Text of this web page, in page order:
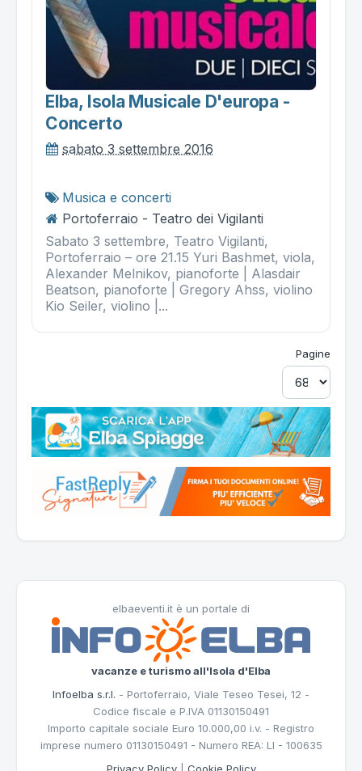
Elba, Isola Musicale D'europa -
Concerto
sabato 3 settembre 2016
Musica e concerti
Portoferraio - Teatro dei Vigilanti
Sabato 3 settembre, Teatro Vigilanti,
Portoferraio – ore 21.15 Yuri Bashmet, viola,
Alexander Melnikov, pianoforte | Alasdair
Beatson, pianoforte | Gregory Ahss, violino
Kio Seiler, violino |...
Pagine
elbaeventi.it è un portale di
vacanze e turismo all'Isola d'Elba
Infoelba s.r.l. - Portoferraio, Viale Teseo Tesei, 12 -
Codice fiscale e P.IVA 01130150491
Importo capitale sociale Euro 10.000,00 i.v. - Registro
imprese numero 01130150491 - Numero REA: LI - 100635